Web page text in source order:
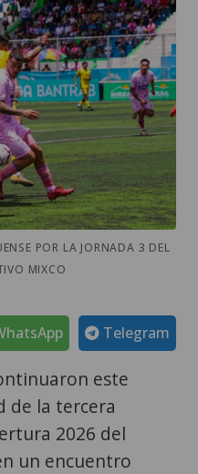
POR LA JORNADA 3 DEL
MIXCO
Telegram
este
de la tercera
2026 del
un encuentro